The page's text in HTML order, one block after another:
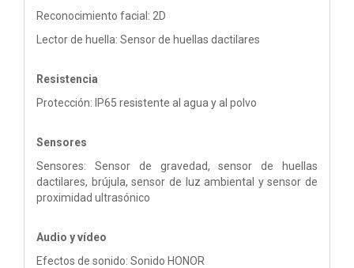
Reconocimiento facial: 2D
Lector de huella: Sensor de huellas dactilares
Resistencia
Protección: IP65 resistente al agua y al polvo
Sensores
Sensores: Sensor de gravedad, sensor de huellas
dactilares, brújula, sensor de luz ambiental y sensor de
proximidad ultrasónico
Audio y vídeo
Efectos de sonido: Sonido HONOR